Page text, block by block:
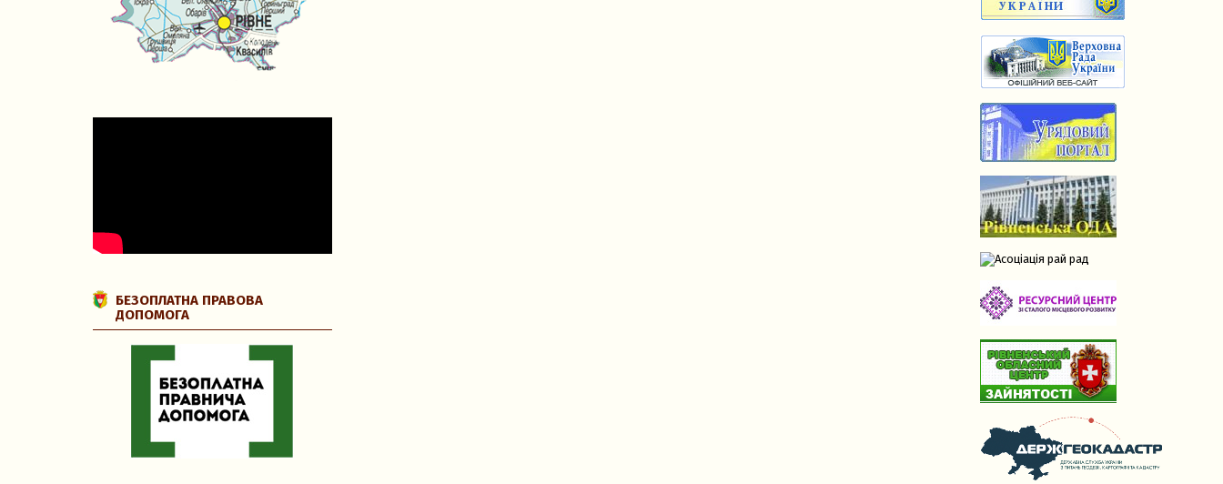
БЕЗОПЛАТНА ПРАВОВА
ДОПОМОГА